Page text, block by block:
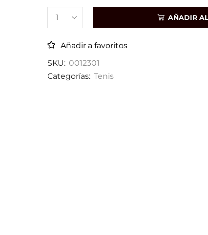
AÑADIR
Añadir a favoritos
SKU: 0012301
Categorías: Tenis